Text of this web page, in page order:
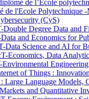
de l’École
de l'Ecole Polytechnique
(CyS)
Degree Data and
and Economics for
Science and AI for
Economics, Data
of Things :
Language Models,
and Quantitative